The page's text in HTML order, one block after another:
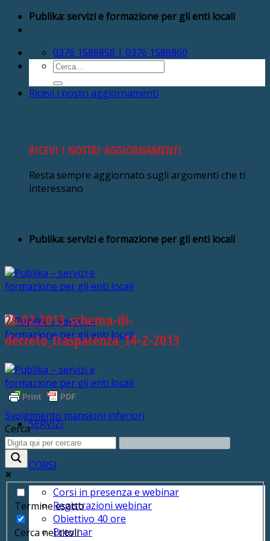
Salta Publika: servizi e formazione per gli enti locali
0376 1586858 | 0376 1586860
Cerca:
Ricevi i nostri aggiornamenti
RICEVI I NOSTRI AGGIORNAMENTI
Resta sempre aggiornato sugli argomenti che ti
interessano
Publika: servizi e formazione per gli enti locali
SERVIZI
CORSI
Corsi in presenza e webinar
Registrazioni webinar
Obiettivo 40 ore
Brevinar
26.02.2013_schema-di-
decreto_trasparenza_14-2-2013
Svolgimento mansioni inferiori
Cerca
Termine esatto
Cerca nei titoli